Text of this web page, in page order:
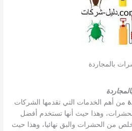
بالمجاردة
من أهم الخدمات التي تقدمها الشركات
وهذا حيث أنها تستخدم أفضل
من الحشرات والبق نهائيا، وهذا حيث